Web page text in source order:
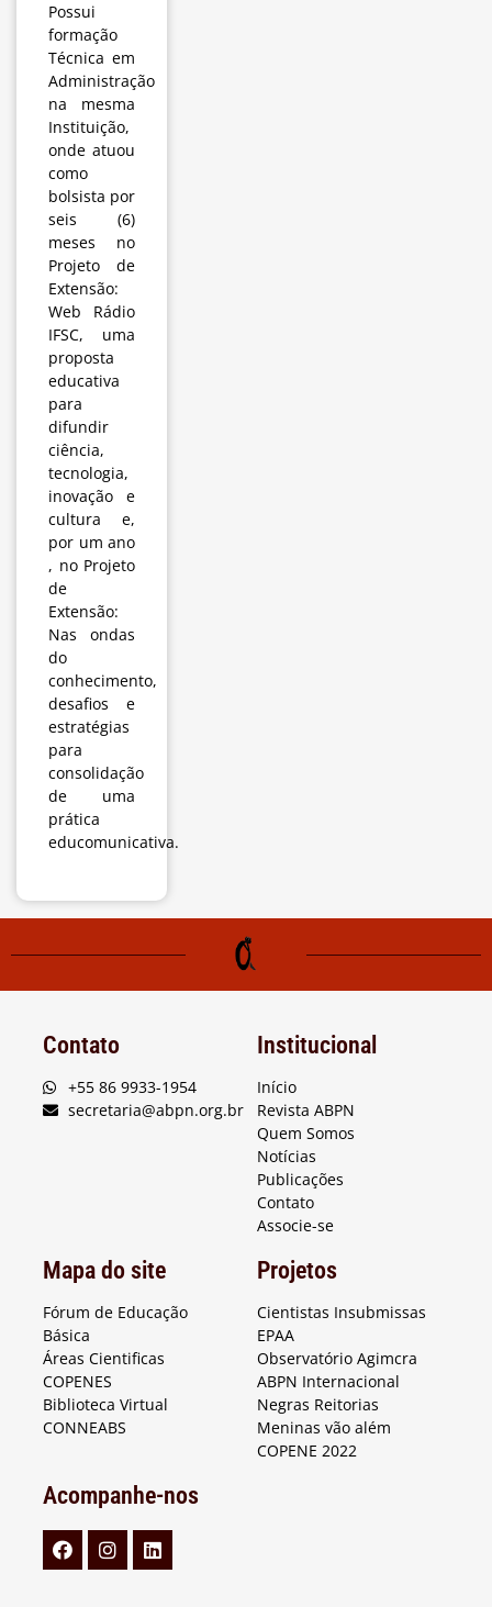
Possui
formação
Técnica em
Administração
na mesma
Instituição,
onde atuou
como
bolsista por
seis (6)
meses no
Projeto de
Extensão:
Web Rádio
IFSC, uma
proposta
educativa
para
difundir
ciência,
tecnologia,
inovação e
cultura e,
por um ano
, no Projeto
de
Extensão:
Nas ondas
do
conhecimento,
desafios e
estratégias
para
consolidação
de uma
prática
educomunicativa.
Contato
+55 86 9933-1954
secretaria@abpn.org.br
Institucional
Início
Revista ABPN
Quem Somos
Notícias
Publicações
Contato
Associe-se
Mapa do site
Fórum de Educação
Básica
Áreas Cientificas
COPENES
Biblioteca Virtual
CONNEABS
Projetos
Cientistas Insubmissas
EPAA
Observatório Agimcra
ABPN Internacional
Negras Reitorias
Meninas vão além
COPENE 2022
Acompanhe-nos